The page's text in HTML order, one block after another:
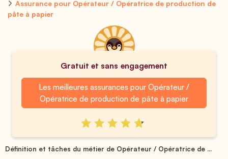
Assurance pour Opérateur / Opératrice de production de
pâte à papier
Gratuit et sans engagement
Les meilleures assurances pour Opérateur /
Opératrice de production de pâte à papier
Définition et tâches du métier de Opérateur / Opératrice de ...